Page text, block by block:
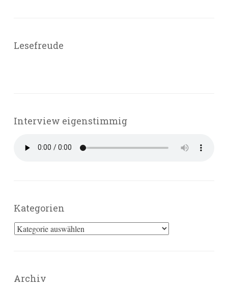
Lesefreude
Interview eigenstimmig
Kategorien
Kategorien
Archiv